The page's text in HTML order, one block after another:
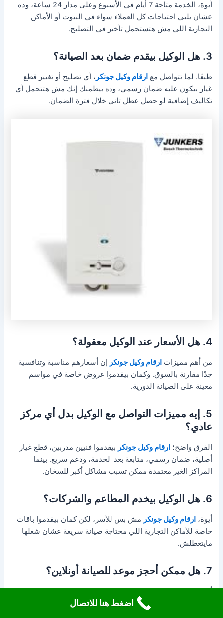
أيوة، الخدمة متاحة 7 أيام في الأسبوع وعلى مدار 24 ساعة، وده
عشان يلبي احتياجات كل العملاء سواء في البيوت أو الأماكن
التجارية اللي مش هتستحمل تأخير في التصليح.
3. هل الوكيل بيقدم ضمان بعد الصيانة؟
طبعًا. لما تتواصل مع ارقام وكيل جونكر ، أي تصليح أو تغيير قطع
غيار بيكون عليه ضمان رسمي، وده بيطمنك إنك مش هتتحمل أي
تكاليف إضافية لو حصل عطل تاني خلال فترة الضمان.
4. هل الأسعار عند الوكيل معقولة؟
من أهم مميزات ارقام وكيل جونكر إن أسعارهم مناسبة وتنافسية
جدًا مقارنة بالسوق. وكمان بيقدموا عروض خاصة في مواسم
معينة على الصيانة الدورية.
5. إيه مميزات التواصل مع الوكيل بدل أي مركز
عادي؟
الفرق واضح؛ ارقام وكيل جونكر بيقدموا فنيين مدربين، قطع غيار
أصلية، ضمان رسمي، متابعة بعد الخدمة، ودعم سريع. بينما
المراكز الغير معتمدة ممكن تسبب مشاكل أكبر للسخان.
6. هل الوكيل بيخدم المطاعم والشركات؟
أيوة، ارقام وكيل جونكر مش بس للأسر، لكن كمان بيقدموا باقات
خاصة للأماكن التجارية اللي محتاجة صيانة سريعة عشان شغلها
مايتعطلش.
7. هل ممكن أحجز موعد للصيانة أونلاين؟
أكيد. من خلال الدخول علىارقام وكيل جونكرعلى الموقع، تقدر
تحجز ميعاد بسهولة من غير ما تحتاج تتصل بالتليفون.
اضغط هنا للاتصال